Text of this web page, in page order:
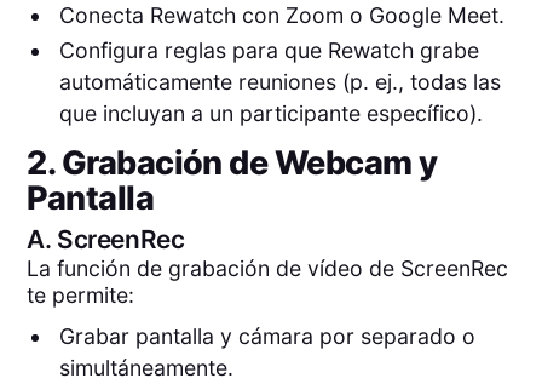
Conecta Rewatch con Zoom o Google Meet.
Configura reglas para que Rewatch grabe
automáticamente reuniones (p. ej., todas las
que incluyan a un participante específico).
2. Grabación de Webcam y
Pantalla
A. ScreenRec
La función de grabación de vídeo de ScreenRec
te permite:
Grabar pantalla y cámara por separado o
simultáneamente.